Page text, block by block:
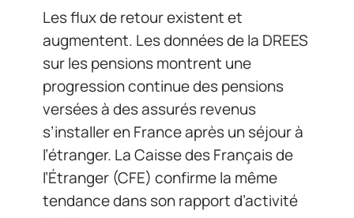
Les flux de retour existent et
augmentent. Les données de la DREES
sur les pensions montrent une
progression continue des pensions
versées à des assurés revenus
s’installer en France après un séjour à
l’étranger. La Caisse des Français de
l’Étranger (CFE) confirme la même
tendance dans son rapport d’activité